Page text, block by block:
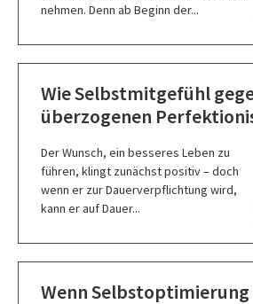
nehmen. Denn ab Beginn der...
Wie Selbstmitgefühl
überzogenen
Der Wunsch, ein besseres Leben zu
führen, klingt zunächst positiv – doch
wenn er zur Dauerverpflichtung wird,
kann er auf Dauer...
Wenn Selbstoptimierung